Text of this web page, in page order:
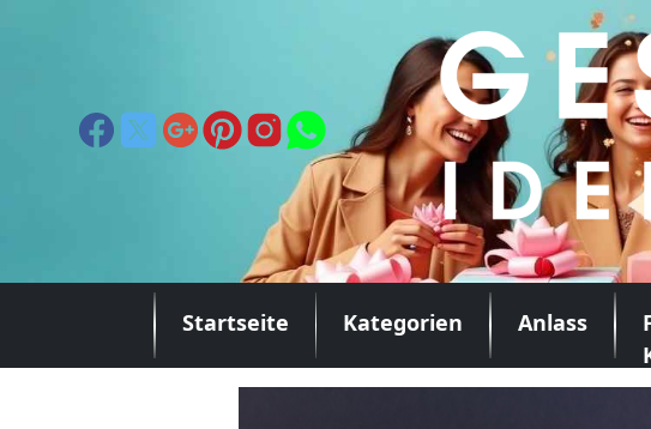
Startseite Kategorien Anlass